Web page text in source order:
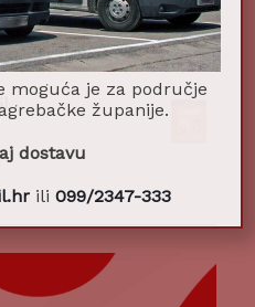
moguća je za područje
županije.
dostavu
ili099/2347-333